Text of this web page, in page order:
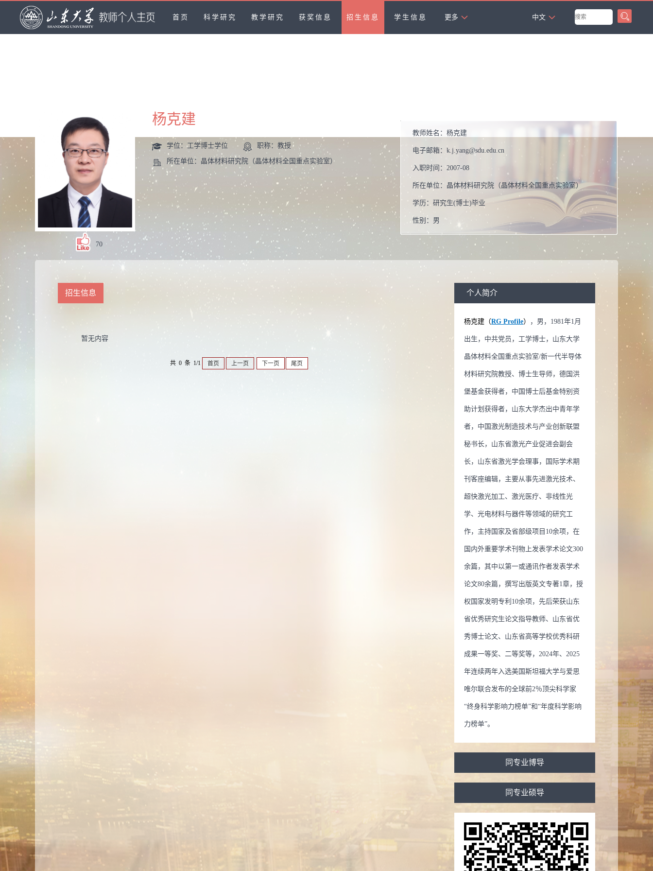
首页 科学研究 教学研究 获奖信息 招生信息 学生信息 更多
中文
70
杨克建
学位：工学博士学位 职称：教授
所在单位：晶体材料研究院（晶体材料全国重点实验室）
教师姓名： 杨克建
电子邮箱： k.j.yang@sdu.edu.cn
入职时间： 2007-08
所在单位： 晶体材料研究院（晶体材料全国重点实验室）
学历： 研究生(博士)毕业
性别： 男
学位：
职称： 教授
毕业院校： 山东大学
生物医学工程,凝聚态物理,光学工程学科,材料物理与化学
生物医学工程
2020 曾获荣誉当选： 山东省优秀研究生论文指导教师
2020 曾获荣誉当选： 山东大学优秀硕士学位论文指导奖
获荣誉当选： 2010年山东高等学校优秀科研成果二等奖
荣誉当选： 2009年山东高等学校优秀科研成果二等奖
誉当选： 山东省优秀博士学位论文 2008 曾获荣誉当选： 山东大
学优秀博士学位论文 2008 曾获荣誉当选： 德国洪堡基金
获荣誉当选： 2008年山东高等学校优秀科研成果一等奖 2007 曾获
荣誉当选： 2007年山东高等学校优秀科研成果二等奖 2006 曾获荣
誉当选： 2006年山东高等学校优秀科研成果二等奖
招生信息
暂无内容
共 0 条 1/1 首页 上一页 下一页 尾页
个人简介
杨克建（RG Profile） ，男，1981年1月
出生，中共党员，工学博士，山东大学
晶体材料全国重点实验室/新一代半导体
材料研究院教授、博士生导师，德国洪
堡基金获得者，中国博士后基金特别资
助计划获得者，山东大学杰出中青年学
者，中国激光制造技术与产业创新联盟
秘书长，山东省激光产业促进会副会
长，山东省激光学会理事，国际学术期
刊客座编辑，主要从事先进激光技术、
超快激光加工、激光医疗、非线性光
学、光电材料与器件等领域的研究工
作，主持国家及省部级项目10余项，在
国内外重要学术刊物上发表学术论文300
余篇，其中以第一或通讯作者发表学术
论文80余篇，撰写出版英文专著1章，授
权国家发明专利10余项，先后荣获山东
省优秀研究生论文指导教师、山东省优
秀博士论文、山东省高等学校优秀科研
成果一等奖、二等奖等，2024年、2025
年连续两年入选美国斯坦福大学与爱思
唯尔联合发布的全球前2％顶尖科学家
“终身科学影响力榜单”和“年度科学影响
力榜单”。
同专业博导
同专业硕导